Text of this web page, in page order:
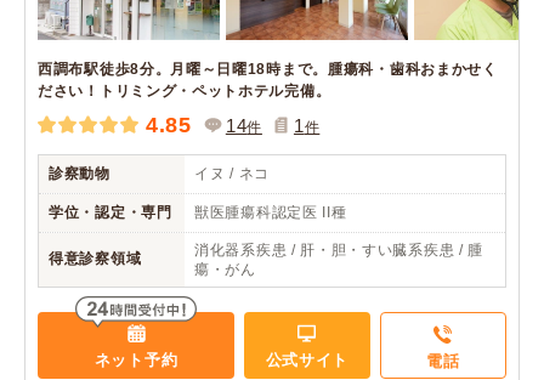
西調布駅徒歩8分。月曜～日曜18時まで。腫瘍科・歯科おまかせく
ださい！トリミング・ペットホテル完備。
4.85 14件 1件
診察動物 イヌ / ネコ
学位・認定・専門 獣医腫瘍科認定医 II種
得意診察領域
消化器系疾患 / 肝・胆・すい臓系疾患 / 腫
瘍・がん
ネット予約 公式サイト 電話